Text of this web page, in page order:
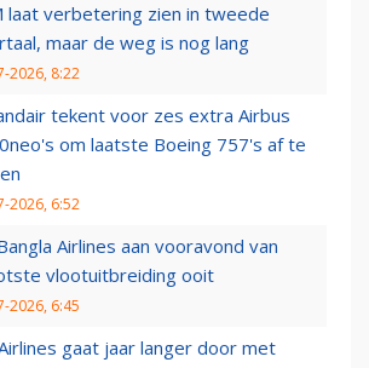
laat verbetering zien in tweede
maar de weg is nog lang
2026, 8:22
tekent voor zes extra Airbus
om laatste Boeing 757's af te
2026, 6:52
Airlines aan vooravond van
vlootuitbreiding ooit
2026, 6:45
gaat jaar langer door met